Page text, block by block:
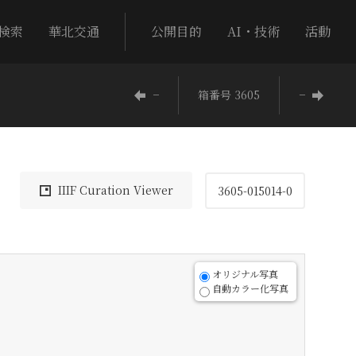
索 華北交通 公開目的 AI・技術 活動
− 箱番号 3605 −
IIIF Curation Viewer 3605-015014-0
オリジナル写真
自動カラー化写真